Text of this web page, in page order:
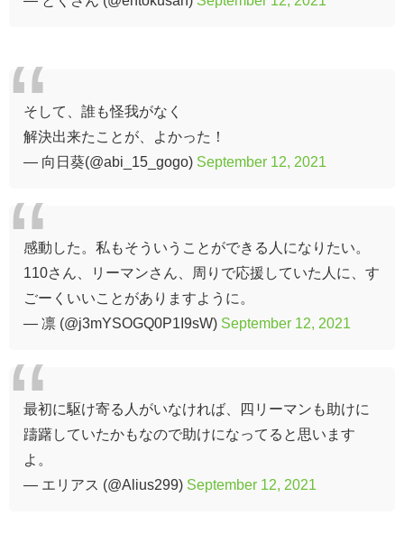
そして、誰も怪我がなく
解決出来たことが、よかった！
— 向日葵(@abi_15_gogo) September 12, 2021
感動した。私もそういうことができる人になりたい。
110さん、リーマンさん、周りで応援していた人に、す
ごーくいいことがありますように。
— 凛 (@j3mYSOGQ0P1I9sW) September 12, 2021
最初に駆け寄る人がいなければ、四リーマンも助けに
躊躇していたかもなので助けになってると思います
よ。
— エリアス (@Alius299) September 12, 2021